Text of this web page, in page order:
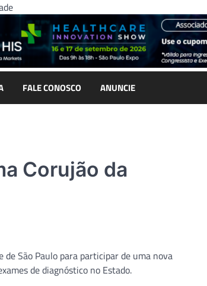
FALE CONOSCO ANUNCIE
Corujão da
de São Paulo para participar de uma nova
de diagnóstico no Estado.